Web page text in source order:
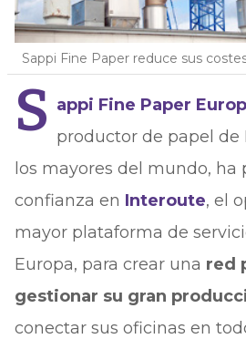
Sappi Fine Paper reduce sus
S appi Fine Paper
productor de papel de
los mayores del mundo, ha
confianza en Interoute, el
mayor plataforma de
Europa, para crear una red
gestionar su gran
conectar sus oficinas en